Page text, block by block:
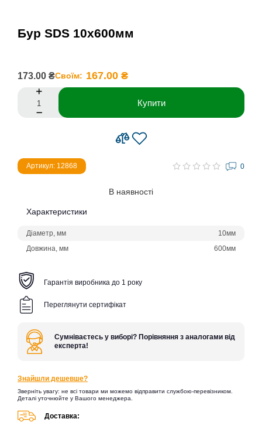
Бур SDS 10х600мм
173.00 ₴Своїм: 167.00 ₴
Купити
Артикул: 12868 0
В наявності
Характеристики
Діаметр, мм
10мм
Довжина, мм
600мм
Гарантія виробника до 1 року
Переглянути сертифікат
Сумніваєтесь у виборі? Порівняння з аналогами від
експерта!
Знайшли дешевше?
Зверніть увагу: не всі товари ми можемо відправити службою-перевізником.
Деталі уточнюйте у Вашого менеджера.
Доставка: